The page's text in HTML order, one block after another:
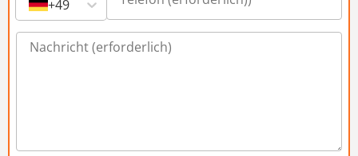
+49